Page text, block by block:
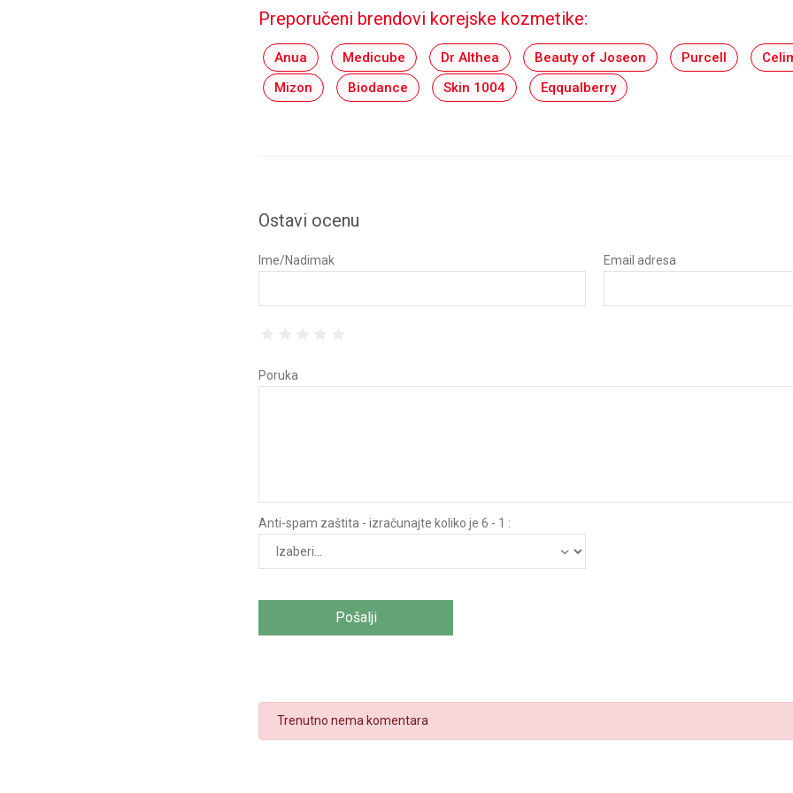
Preporučeni brendovi korejske kozmetike:
Anua Medicube Dr Althea Beauty of Joseon Purcell
Mizon
Biodance Skin 1004 Eqqualberry
Ostavi ocenu
Ime/Nadimak Email adresa
Poruka
Anti-spam zaštita - izračunajte koliko je 6 - 1 :
Pošalji
Trenutno nema komentara